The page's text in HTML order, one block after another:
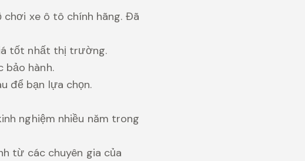
xe ô tô chính hãng. Đã
tốt nhất thị trường.
hành.
để bạn lựa chọn.
nghiệm nhiều năm trong
từ các chuyên gia của